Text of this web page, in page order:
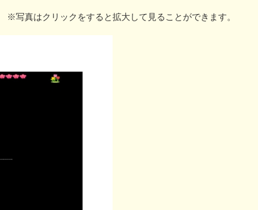
※写真はクリックをすると拡大して見ることができます。